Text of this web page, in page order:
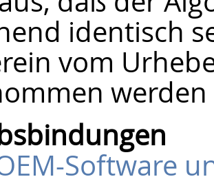
identisch
vom
Software